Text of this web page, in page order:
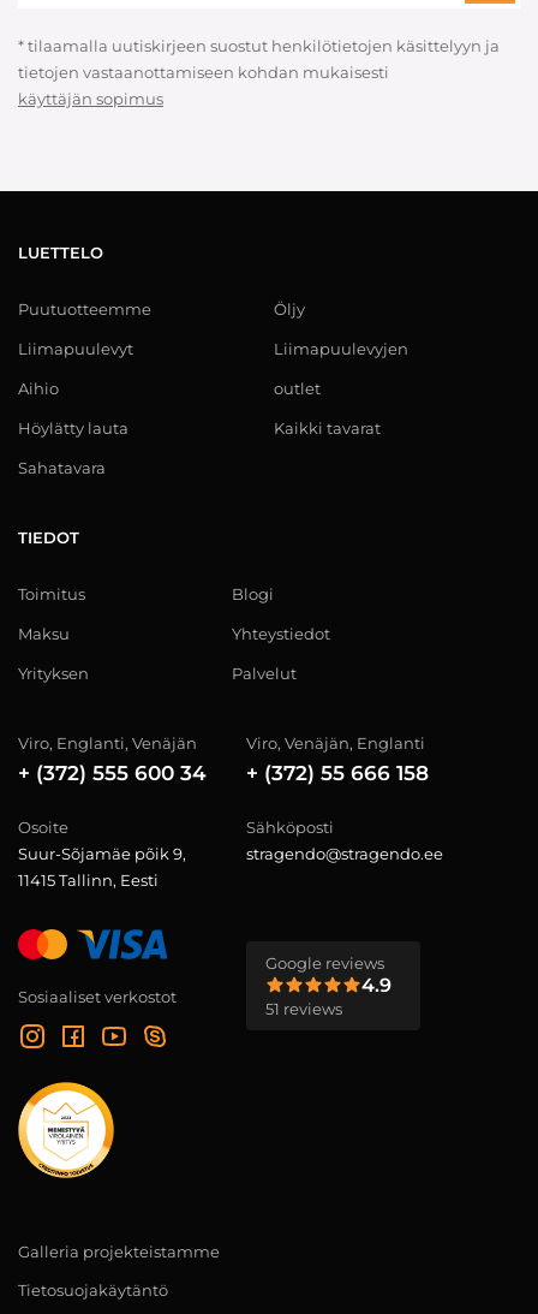
* tilaamalla uutiskirjeen suostut henkilötietojen käsittelyyn ja
tietojen vastaanottamiseen kohdan mukaisesti
käyttäjän sopimus
LUETTELO
Puutuotteemme
Liimapuulevyt
Aihio
Höylätty lauta
Sahatavara
Öljy
Liimapuulevyjen
outlet
Kaikki tavarat
TIEDOT
Toimitus
Maksu
Yrityksen
Blogi
Yhteystiedot
Palvelut
Viro, Englanti, Venäjän
+ (372) 555 600 34
Viro, Venäjän, Englanti
+ (372) 55 666 158
Osoite
Suur-Sõjamäe põik 9,
11415 Tallinn, Eesti
Sähköposti
stragendo@stragendo.ee
Sosiaaliset verkostot
Google reviews
4.9
51 reviews
Galleria projekteistamme
Tietosuojakäytäntö